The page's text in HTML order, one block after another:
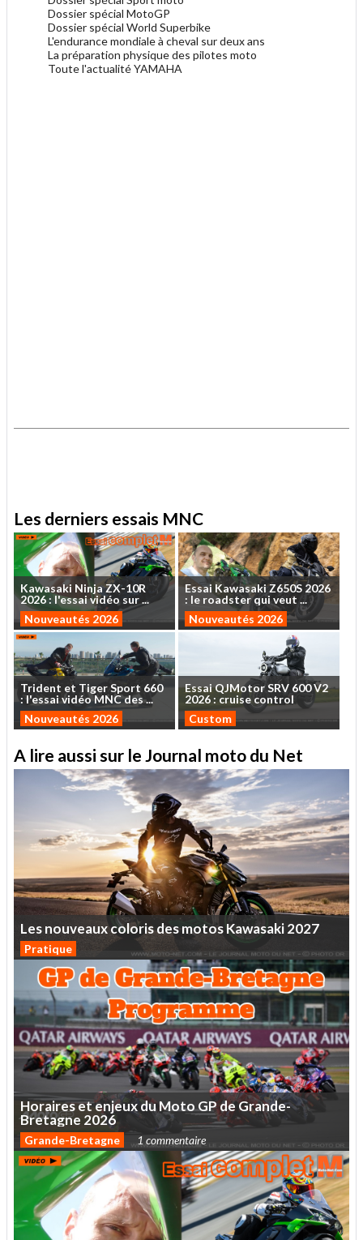
Dossier spécial MotoGP
Dossier spécial World Superbike
L'endurance mondiale à cheval sur deux ans
La préparation physique des pilotes moto
Toute l'actualité YAMAHA
Les derniers essais MNC
Kawasaki NinjaZX-10R
2026: l'essaividéo sur...
Nouveautés 2026
Essai KawasakiZ650S 2026
: le roadsterquiveut ...
Nouveautés 2026
Trident et TigerSport 660
: l'essaividéoMNCdes...
Nouveautés 2026
EssaiQJMotorSRV 600V2
2026 : cruise control
Custom
A lire aussi sur le Journal moto du Net
LesnouveauxcolorisdesmotosKawasaki2027
Pratique
HorairesetenjeuxduMotoGPdeGrande-
Bretagne 2026
Grande-Bretagne 1 commentaire